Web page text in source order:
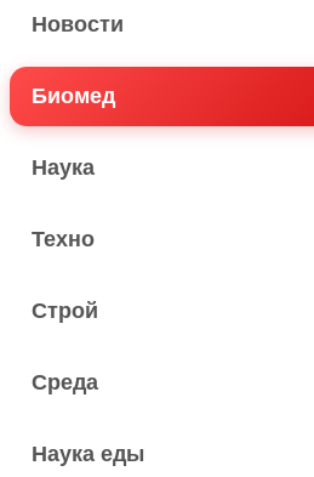
Новости
Биомед
Наука
Техно
Строй
Среда
Наука еды